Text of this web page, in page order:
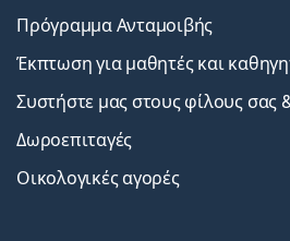
Πρόγραμμα Ανταμοιβής
Έκπτωση για μαθητές και
Συστήστε μας στους φίλους σας
Δωροεπιταγές
Οικολογικές αγορές